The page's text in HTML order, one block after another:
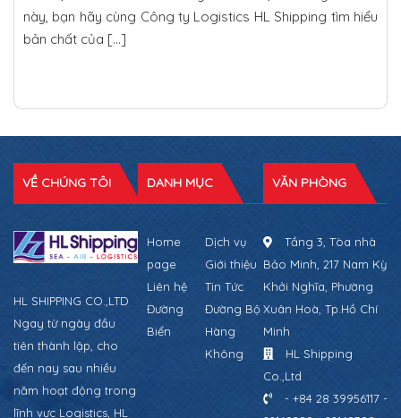
này, bạn hãy cùng Công ty Logistics HL Shipping tìm hiểu
bản chất của […]
VỀ CHÚNG TÔI
HL SHIPPING CO.,LTD
Ngay từ ngày đầu
tiên thành lập, cho
đến nay sau nhiều
năm hoạt động trong
lĩnh vực Logistics, HL
DANH MỤC
Home
page
Dịch vụ
Giới thiệu
Liên hệ
Tin Tức
Đường
Biển
Đường Bộ
Hàng
Không
VĂN PHÒNG
Tầng 3, Tòa nhà
Bảo Minh, 217 Nam Kỳ
Khởi Nghĩa, Phường
Xuân Hoà, Tp.Hồ Chí
Minh
HL Shipping
Co.,Ltd
- +84 28 39956117 -